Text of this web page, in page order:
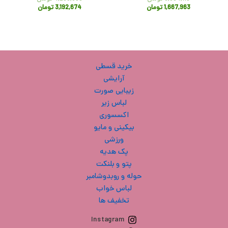
1,667,963تومان
3,192,674 تومان
خرید قسطی
آرایشی
زیبایی صورت
لباس زیر
اکسسوری
بیکینی و مایو
ورزشی
پک هدیه
پتو و بلنکت
حوله و روبدوشامبر
لباس خواب
تخفیف ها
Instagram